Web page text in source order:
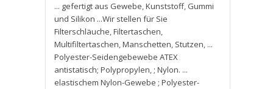
... gefertigt aus Gewebe,Kunststoff, Gummi
und Silikon ...Wir stellen für Sie
Filterschläuche,Filtertaschen,
Multifiltertaschen,Manschetten, Stutzen, ...
Polyester-Seidengebewebe ATEX
antistatisch; Polypropylen, ; Nylon. ...
elastischem Nylon-Gewebe ; Polyester-